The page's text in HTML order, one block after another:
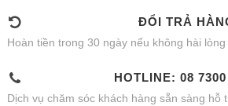
ĐỔI TRẢ
Hoàn tiền trong 30 ngày nếu không hài lòng
HOTLINE: 08
Dịch vụ chăm sóc khách hàng sẵn sàng hỗ